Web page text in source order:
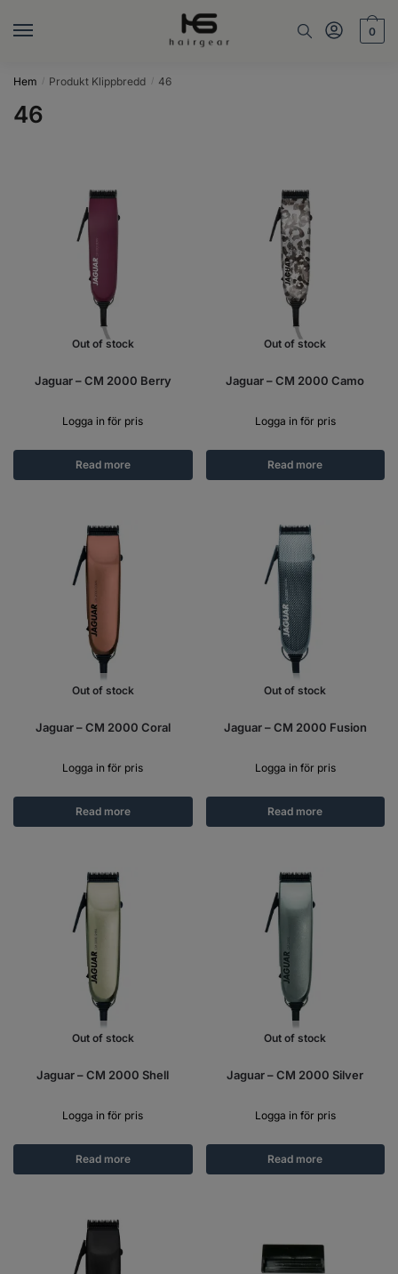
0
Hem / Produkt Klippbredd / 46
46
Out of stock
Jaguar – CM 2000 Berry
Logga in för pris
Read more
Out of stock
Jaguar – CM 2000 Camo
Logga in för pris
Read more
Out of stock
Jaguar – CM 2000 Coral
Logga in för pris
Read more
Out of stock
Jaguar – CM 2000 Fusion
Logga in för pris
Read more
Out of stock
Jaguar – CM 2000 Shell
Logga in för pris
Read more
Out of stock
Jaguar – CM 2000 Silver
Logga in för pris
Read more